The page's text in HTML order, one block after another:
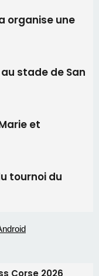
organise une
stade de San
et
tournoi du